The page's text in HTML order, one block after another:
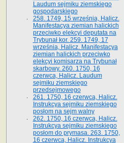
Laudum sejmiku ziemskiego
gospodarskiego
258. 1749, 15 września, Halicz.
Manifestacya ziemian halickich
przeciwko elekcyi deputata na
Trybunał kor. 259. 1749, 17
września, Halicz. Manifestacya
ziemian halickich przeciwko
elekcyi komisarza na Trybunał
skarbowy. 260. 1750, 16
czerwca, Halicz. Laudum
sejmiku ziemskiego
przedsejmowego
261. 1750, 16 czerwca, Halicz.
Instrukcya sejmiku ziemskiego
posłom na sejm walny
262. 1750, 16 czerwca, Halicz.
Instrukcya sejmiku ziemskiego
posłom do prymasa. 263. 1750,
16 czerwca, Halicz. Instrukcya